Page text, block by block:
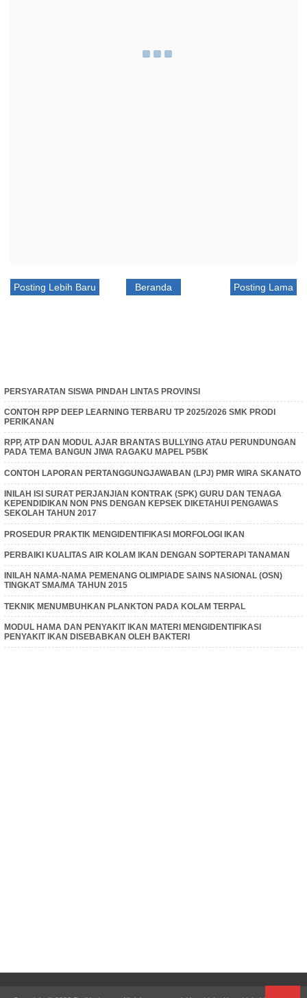
Posting Lebih Baru Posting Lama
Beranda
PERSYARATAN SISWA PINDAH LINTAS PROVINSI
CONTOH RPP DEEP LEARNING TERBARU TP 2025/2026 SMK PRODI
PERIKANAN
RPP, ATP DAN MODUL AJAR BRANTAS BULLYING ATAU PERUNDUNGAN
PADA TEMA BANGUN JIWA RAGAKU MAPEL P5BK
CONTOH LAPORAN PERTANGGUNGJAWABAN (LPJ) PMR WIRA SKANATO
INILAH ISI SURAT PERJANJIAN KONTRAK (SPK) GURU DAN TENAGA
KEPENDIDIKAN NON PNS DENGAN KEPSEK DIKETAHUI PENGAWAS
SEKOLAH TAHUN 2017
PROSEDUR PRAKTIK MENGIDENTIFIKASI MORFOLOGI IKAN
PERBAIKI KUALITAS AIR KOLAM IKAN DENGAN SOPTERAPI TANAMAN
INILAH NAMA-NAMA PEMENANG OLIMPIADE SAINS NASIONAL (OSN)
TINGKAT SMA/MA TAHUN 2015
TEKNIK MENUMBUHKAN PLANKTON PADA KOLAM TERPAL
MODUL HAMA DAN PENYAKIT IKAN MATERI MENGIDENTIFIKASI
PENYAKIT IKAN DISEBABKAN OLEH BAKTERI